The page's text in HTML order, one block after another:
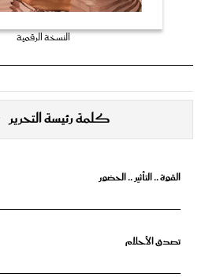
النسخة الرقمية
كلمة رئيسة التحرير
القوة .. التأثير .. الحضور
تصدق الأحلام